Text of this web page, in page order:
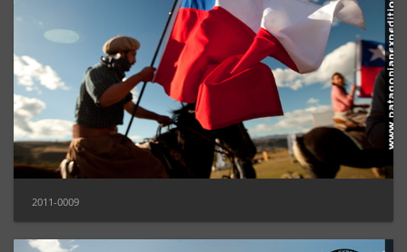
2011-0009